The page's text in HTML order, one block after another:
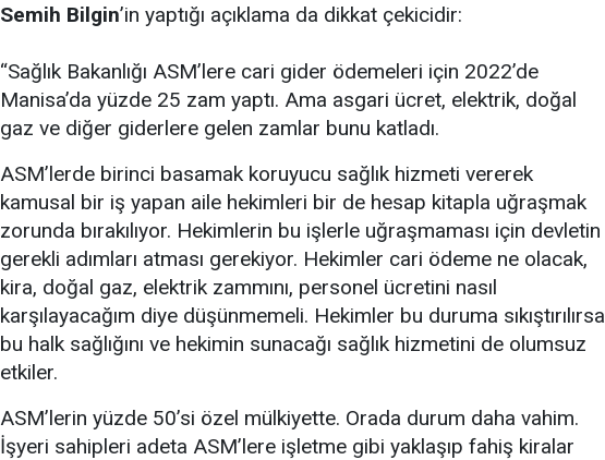
Semih Bilgin’in yaptığı açıklama da dikkat çekicidir:
“Sağlık Bakanlığı ASM’lere cari gider ödemeleri için 2022’de
Manisa’da yüzde 25 zam yaptı. Ama asgari ücret, elektrik, doğal
gaz ve diğer giderlere gelen zamlar bunu katladı.
ASM’lerde birinci basamak koruyucu sağlık hizmeti vererek
kamusal bir iş yapan aile hekimleri bir de hesap kitapla uğraşmak
zorunda bırakılıyor. Hekimlerin bu işlerle uğraşmaması için devletin
gerekli adımları atması gerekiyor. Hekimler cari ödeme ne olacak,
kira, doğal gaz, elektrik zammını, personel ücretini nasıl
karşılayacağım diye düşünmemeli. Hekimler bu duruma sıkıştırılırsa
bu halk sağlığını ve hekimin sunacağı sağlık hizmetini de olumsuz
etkiler.
ASM’lerin yüzde 50’si özel mülkiyette. Orada durum daha vahim.
İşyeri sahipleri adeta ASM’lere işletme gibi yaklaşıp fahiş kiralar